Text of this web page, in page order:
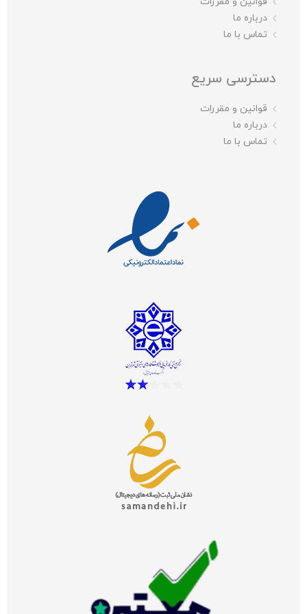
درباره ما
تماس با ما
دسترسی سریع
قوانین و مقررات
درباره ما
تماس با ما